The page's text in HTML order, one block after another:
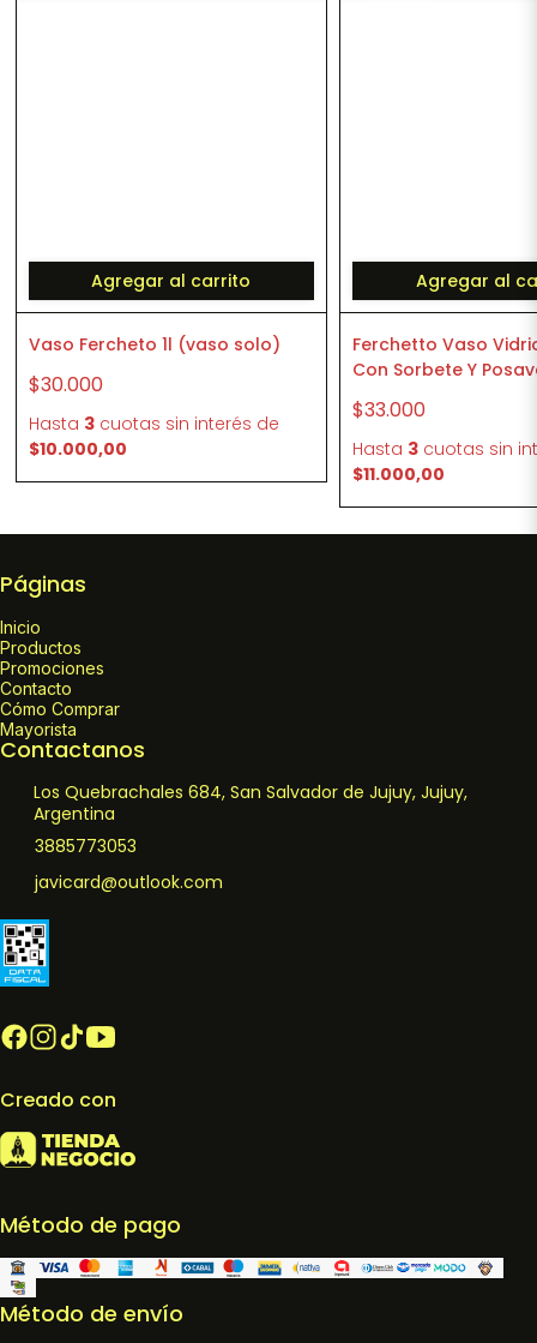
Agregar al carrito
Vaso Fercheto 1l (vaso solo)
$30.000
Hasta 3cuotas sin interés de
$10.000,00
Agregar al
Ferchetto Vaso
Con Sorbete Y
$33.000
Hasta 3 cuotas sin
$11.000,00
Páginas
Inicio
Productos
Promociones
Contacto
Cómo Comprar
Mayorista
Contactanos
Los Quebrachales 684, San Salvador de Jujuy, Jujuy,
Argentina
3885773053
javicard@outlook.com
Creado con
Método de pago
Método de envío